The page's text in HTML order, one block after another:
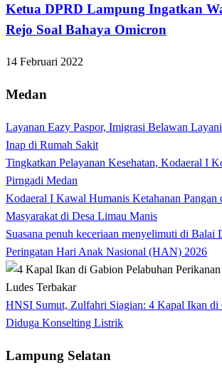
Ketua DPRD Lampung Ingatkan
Rejo Soal Bahaya Omicron
14 Februari 2022
Medan
Layanan Eazy Paspor, Imigrasi Belawan
Inap di Rumah Sakit
Tingkatkan Pelayanan Kesehatan, Kodaeral I
Pirngadi Medan‎
Kodaeral I Kawal Humanis Ketahanan Pangan
Masyarakat di Desa Limau Manis
Suasana penuh keceriaan menyelimuti di Balai
Peringatan Hari Anak Nasional (HAN) 2026
HNSI Sumut, Zulfahri Siagian: 4 Kapal Ikan di
Diduga Konselting Listrik
Lampung Selatan